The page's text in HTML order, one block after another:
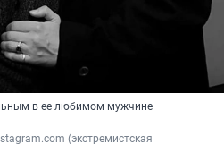
в ее любимом мужчине —
(экстремистская